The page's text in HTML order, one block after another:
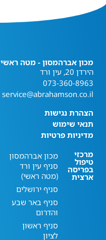
מכון אברהמסון - מטה ראשי
הירדן 20, עין ורד
073-360-8963
service@abrahamson.co.il
הצהרת נגישות
תנאי שימוש
מדיניות פרטיות
מרכזי
טיפול
בפריסה
ארצית
מכון אברהמסון
סניף עין ורד
(מטה ראשי)
סניף ירושלים
סניף באר שבע
והדרום
סניף ראשון
לציון